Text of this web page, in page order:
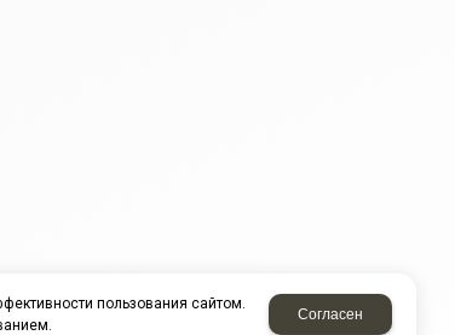
пользования сайтом.
Согласен